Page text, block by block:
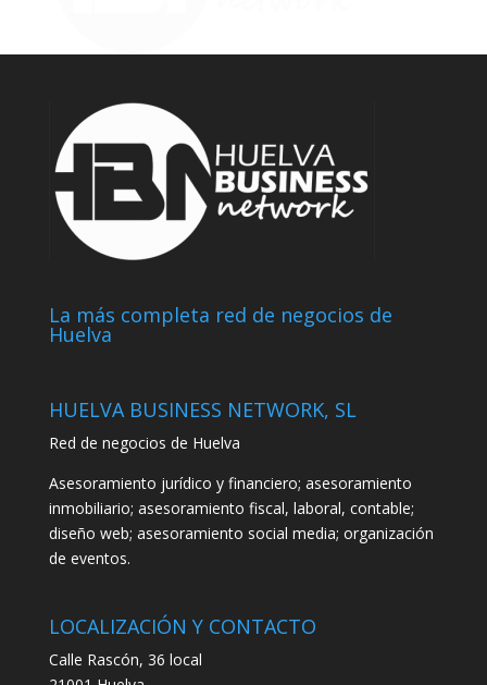
La más completa red de negocios de
Huelva
HUELVA BUSINESS NETWORK, SL
Red de negocios de Huelva
Asesoramiento jurídico y financiero; asesoramiento
inmobiliario; asesoramiento fiscal, laboral, contable;
diseño web; asesoramiento social media; organización
de eventos.
LOCALIZACIÓN Y CONTACTO
Calle Rascón, 36 local